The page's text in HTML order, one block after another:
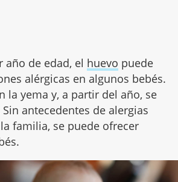
año de edad, el huevo puede
alérgicas en algunos bebés.
la yema y, a partir del año, se
antecedentes de alergias
familia, se puede ofrecer